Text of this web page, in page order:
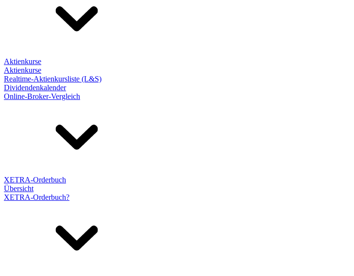
Aktienkurse
Aktienkurse
Realtime-Aktienkursliste (L&S)
Dividendenkalender
Online-Broker-Vergleich
XETRA-Orderbuch
Übersicht
XETRA-Orderbuch?